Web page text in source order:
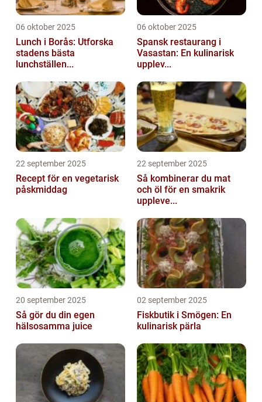
06 oktober 2025
Lunch i Borås: Utforska
stadens bästa
lunchställen...
06 oktober 2025
Spansk restaurang i
Vasastan: En kulinarisk
upplev...
22 september 2025
Recept för en vegetarisk
påskmiddag
22 september 2025
Så kombinerar du mat
och öl för en smakrik
uppleve...
20 september 2025
Så gör du din egen
hälsosamma juice
02 september 2025
Fiskbutik i Smögen: En
kulinarisk pärla